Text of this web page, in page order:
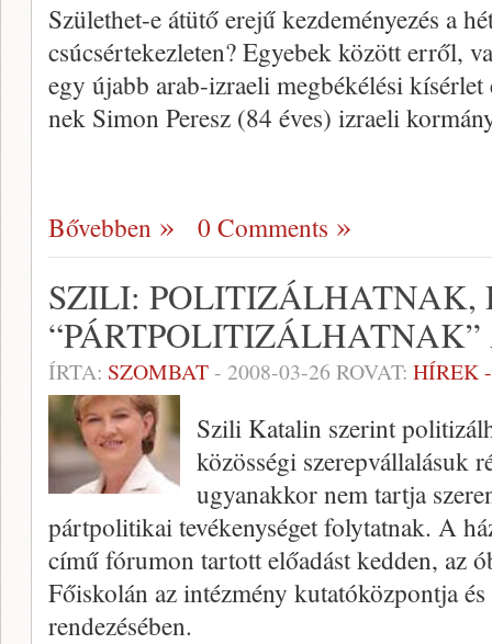
Születhet-e átütő erejű kezdeményezés a
csúcsértekezleten? Egyebek között erről,
egy újabb arab-izraeli megbékélési
nek Simon Peresz (84 éves) izraeli
Bővebben 0 Comments
SZILI: POLITIZÁLHATNAK,
ÍRTA: SZOMBAT- 2008-03-26 ROVAT: HÍREK
Szili Katalin szerint
közösségi szerepvállalásuk
ugyanakkor nem tartja
pártpolitikai tevékenységet folytatnak. A
című fórumon tartott előadást kedden, az
Főiskolán az intézmény kutatóközpontja
rendezésében.